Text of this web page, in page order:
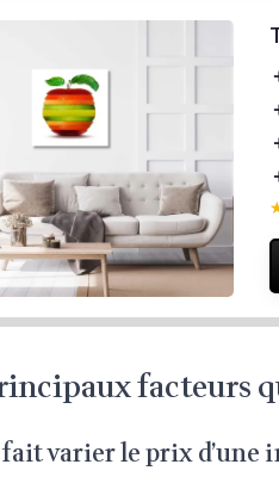
facteurs
varier le prix d’une